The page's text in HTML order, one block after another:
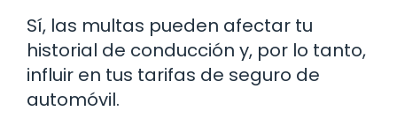
Sí, las multas pueden afectar tu
historial de conducción y, por lo tanto,
influir en tus tarifas de seguro de
automóvil.